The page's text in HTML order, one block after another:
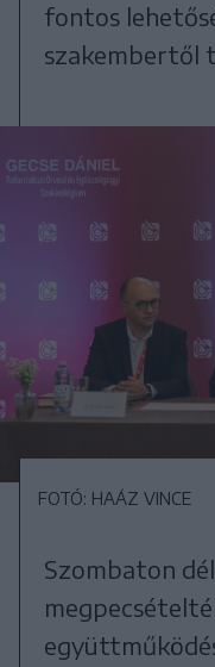
fontos
szakembertől
FOTÓ: HAÁZ VINCE
Szombaton